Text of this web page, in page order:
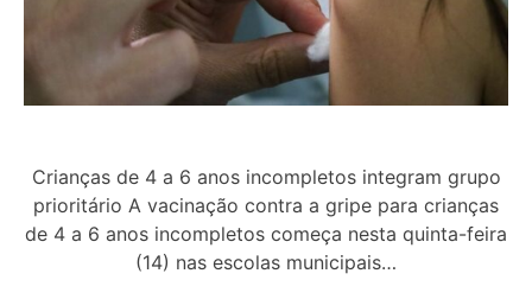
Crianças de 4 a 6 anos incompletos integram grupo
prioritário A vacinação contra a gripe para crianças
de 4 a 6 anos incompletos começa nesta quinta-feira
(14) nas escolas municipais…